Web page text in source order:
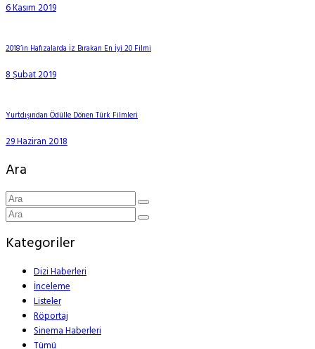
6 Kasım 2019
2018’in Hafızalarda İz Bırakan En İyi 20 Filmi
8 Şubat 2019
Yurtdışından Ödülle Dönen Türk Filmleri
29 Haziran 2018
Ara
Kategoriler
Dizi Haberleri
İnceleme
Listeler
Röportaj
Sinema Haberleri
Tümü